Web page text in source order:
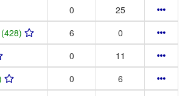
0
25
(428) 6
0
0
11
0
6